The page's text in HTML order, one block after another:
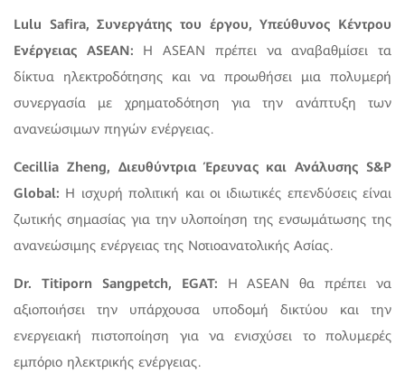
Lulu Safira, Συνεργάτης του έργου, Υπεύθυνος Κέντρου
Ενέργειας ASEAN: Η ASEAN πρέπει να αναβαθμίσει τα
δίκτυα ηλεκτροδότησης και να προωθήσει μια πολυμερή
συνεργασία με χρηματοδότηση για την ανάπτυξη των
ανανεώσιμων πηγών ενέργειας.
Cecillia Zheng, Διευθύντρια Έρευνας και Ανάλυσης S&P
Global: Η ισχυρή πολιτική και οι ιδιωτικές επενδύσεις είναι
ζωτικής σημασίας για την υλοποίηση της ενσωμάτωσης της
ανανεώσιμης ενέργειας της Νοτιοανατολικής Ασίας.
Dr. Titiporn Sangpetch, EGAT: Η ASEAN θα πρέπει να
αξιοποιήσει την υπάρχουσα υποδομή δικτύου και την
ενεργειακή πιστοποίηση για να ενισχύσει το πολυμερές
εμπόριο ηλεκτρικής ενέργειας.